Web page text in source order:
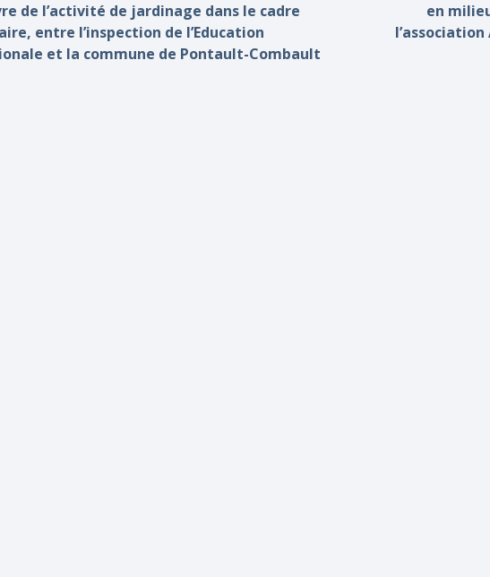
de l’activité de jardinage dans le cadre
entre l’inspection de l’Education
et la commune de Pontault-Combault
en